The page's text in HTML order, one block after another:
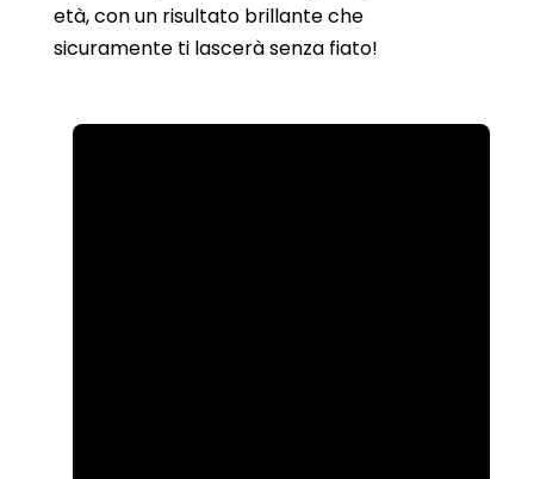
età, con un risultato brillante che
sicuramente ti lascerà senza fiato!